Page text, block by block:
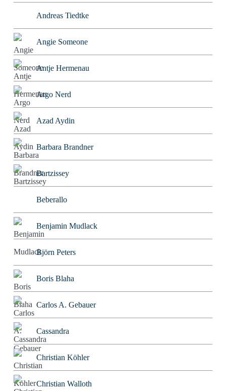
Andreas Tiedtke
Angie Someone
Antje Hermenau
Argo Nerd
Azad Aydin
Barbara Brandner
Bartzissey
Beberallo
Benjamin Mudlack
Björn Peters
Boris Blaha
Carlos A. Gebauer
Cassandra
Christian Köhler
Christian Walloth